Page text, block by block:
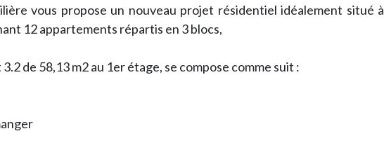
vous propose un nouveau projet résidentiel idéalement situé à
12 appartements répartis en 3 blocs,
de 58,13 m2 au 1er étage, se compose comme suit :